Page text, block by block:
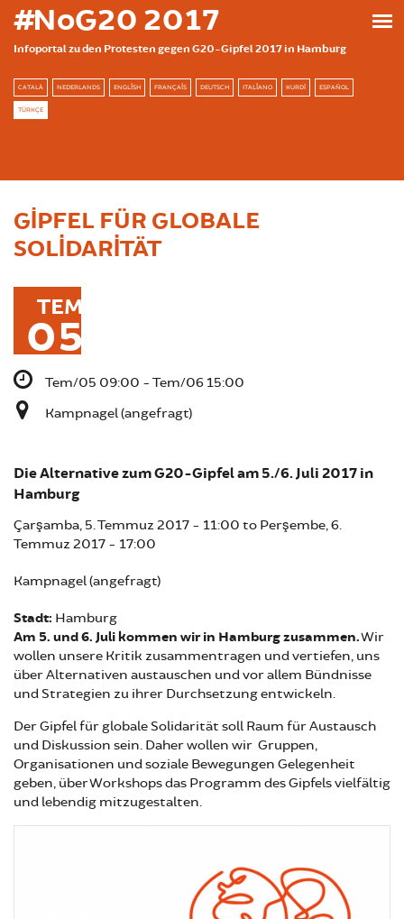
Ana içeriğe atla
#NoG20 2017
Infoportal zu den Protesten gegen G20-Gipfel 2017 in Hamburg
CATALÀ NEDERLANDS ENGLISH FRANÇAIS DEUTSCH ITALIANO KURDÎ ESPAÑOL
TÜRKÇE
GIPFEL FÜR GLOBALE
SOLIDARITÄT
TEM
05
Tem/05 09:00 - Tem/06 15:00
Kampnagel (angefragt)
Die Alternative zum G20-Gipfel am 5./6. Juli 2017 in
Hamburg
Çarşamba, 5. Temmuz 2017 - 11:00 to Perşembe, 6.
Temmuz 2017 - 17:00
Kampnagel (angefragt)
Stadt: Hamburg
Am 5. und 6. Juli kommen wir in Hamburg zusammen.Wir
wollen unsere Kritik zusammentragen und vertiefen, uns
über Alternativen austauschen und vor allem Bündnisse
und Strategien zu ihrer Durchsetzung entwickeln.
Der Gipfel für globale Solidarität soll Raum für Austausch
und Diskussion sein. Daher wollen wir Gruppen,
Organisationen und soziale Bewegungen Gelegenheit
geben, über Workshops das Programm des Gipfels vielfältig
und lebendig mitzugestalten.